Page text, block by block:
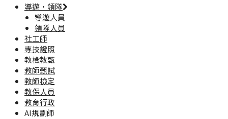
導遊·領隊
導遊人員
領隊人員
社工師
專技證照
教檢教甄
教師甄試
教師檢定
教保人員
教育行政
AI規劃師